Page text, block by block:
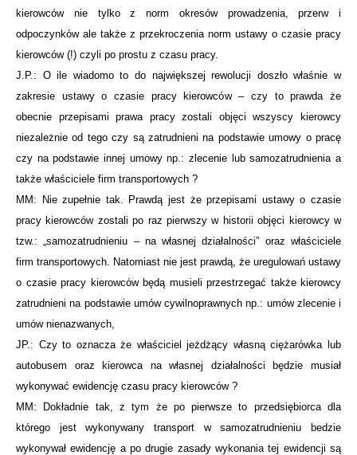
kierowców nie tylko z norm okresów prowadzenia, przerw i
odpoczynków ale także z przekroczenia norm ustawy o czasie pracy
kierowców (!) czyli po prostu z czasu pracy.
J.P.: O ile wiadomo to do największej rewolucji doszło właśnie w
zakresie ustawy o czasie pracy kierowców – czy to prawda że
obecnie przepisami prawa pracy zostali objęci wszyscy kierowcy
niezależnie od tego czy są zatrudnieni na podstawie umowy o pracę
czy na podstawie innej umowy np.: zlecenie lub samozatrudnienia a
także właściciele firm transportowych ?
MM: Nie zupełnie tak. Prawdą jest że przepisami ustawy o czasie
pracy kierowców zostali po raz pierwszy w historii objęci kierowcy w
tzw.: „samozatrudnieniu – na własnej działalności” oraz właściciele
firm transportowych. Natomiast nie jest prawdą, że uregulowań ustawy
o czasie pracy kierowców będą musieli przestrzegać także kierowcy
zatrudnieni na podstawie umów cywilnoprawnych np.: umów zlecenie i
umów nienazwanych,
JP.: Czy to oznacza że właściciel jeżdżący własną ciężarówka lub
autobusem oraz kierowca na własnej działalności będzie musiał
wykonywać ewidencję czasu pracy kierowców ?
MM: Dokładnie tak, z tym że po pierwsze to przedsiębiorca dla
którego jest wykonywany transport w samozatrudnieniu bedzie
wykonywał ewidencję a po drugie zasady wykonania tej ewidencji są